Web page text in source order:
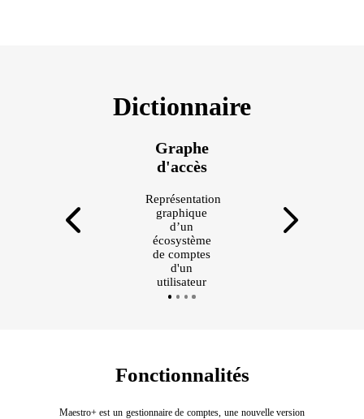
Dictionnaire
Graphe
d'accès
Représentation
graphique
d’un
écosystème
de comptes
d'un
utilisateur
Fonctionnalités
Maestro+ est un gestionnaire de comptes, une nouvelle version